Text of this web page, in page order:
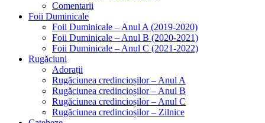
Comentarii
Foii Duminicale
Foii Duminicale – Anul A (2019-2020)
Foii Duminicale – Anul B (2020-2021)
Foii Duminicale – Anul C (2021-2022)
Rugăciuni
Adorații
Rugăciunea credincioșilor – Anul A
Rugăciunea credincioșilor – Anul B
Rugăciunea credincioșilor – Anul C
Rugăciunea credincioșilor – Zilnice